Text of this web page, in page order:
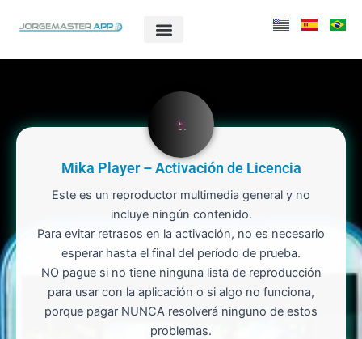
Mika Player – Activación de Licencia
Este es un reproductor multimedia general y no
incluye ningún contenido.
Para evitar retrasos en la activación, no es necesario
esperar hasta el final del período de prueba.
NO pague si no tiene ninguna lista de reproducción
para usar con la aplicación o si algo no funciona,
porque pagar NUNCA resolverá ninguno de estos
problemas.